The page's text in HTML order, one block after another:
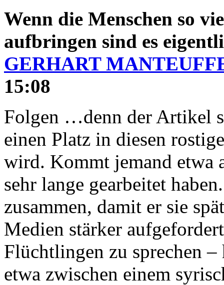
Wenn die Menschen so
aufbringen sind es
GERHART
15:08
Folgen …denn der Artikel
einen Platz in diesen
wird. Kommt jemand etwa
sehr lange gearbeitet
zusammen, damit er sie
Medien stärker
Flüchtlingen zu sprechen –
etwa zwischen einem